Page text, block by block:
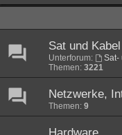
Sat und Kabel
Unterforum:
Sat-
Themen: 3221
Netzwerke,
Themen: 9